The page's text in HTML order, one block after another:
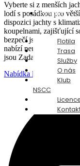
Kontakt
Flotila
Trasa
Služby
O nás
Klub
NSCC
Vyberte si z menších
lodí s posádkou pro
dispozici jachty s
koupelnami, zajišťující
bezpečí jsou naší
nabízí neuvěřitelné
jsou Zadar, Primošten,
Nabídka lodí